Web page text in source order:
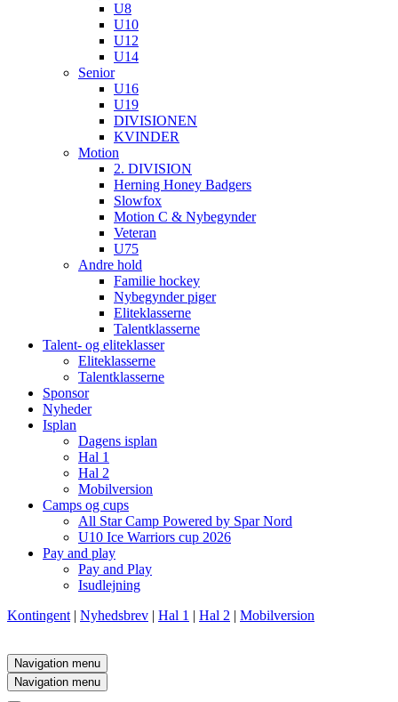
U8
U10
U12
U14
Senior
U16
U19
DIVISIONEN
KVINDER
Motion
2. DIVISION
Herning Honey Badgers
Slowfox
Motion C & Nybegynder
Veteran
U75
Andre hold
Familie hockey
Nybegynder piger
Eliteklasserne
Talentklasserne
Talent- og eliteklasser
Eliteklasserne
Talentklasserne
Sponsor
Nyheder
Isplan
Dagens isplan
Hal 1
Hal 2
Mobilversion
Camps og cups
All Star Camp Powered by Spar Nord
U10 Ice Warriors cup 2026
Pay and play
Pay and Play
Isudlejning
Kontingent | Nyhedsbrev | Hal 1 | Hal 2 | Mobilversion
Navigation menu
Navigation menu